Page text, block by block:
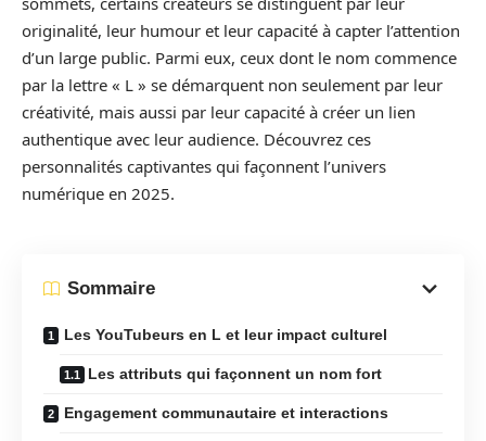
originalité, leur humour et leur capacité à capter l’attention
d’un large public. Parmi eux, ceux dont le nom commence
par la lettre « L » se démarquent non seulement par leur
créativité, mais aussi par leur capacité à créer un lien
authentique avec leur audience. Découvrez ces
personnalités captivantes qui façonnent l’univers
numérique en 2025.
Sommaire
Les YouTubeurs en L et leur impact culturel
Les attributs qui façonnent un nom fort
Engagement communautaire et interactions